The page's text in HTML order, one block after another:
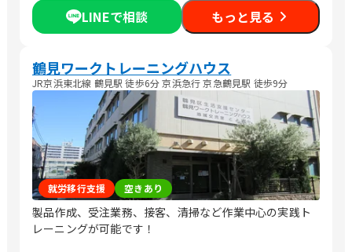
LINEで相談 もっと見る
鶴見ワークトレーニングハウス
JR京浜東北線 鶴見駅 徒歩6分 京浜急行 京急鶴見駅 徒歩9分
就労移行支援 空きあり
製品作成、受注業務、接客、清掃など作業中心の実践ト
レーニングが可能です！